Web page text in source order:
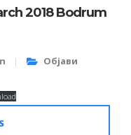
2018 Bodrum
Објави